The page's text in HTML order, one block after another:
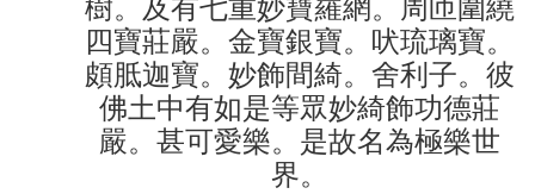
四寶莊嚴。金寶銀寶。吠琉璃寶。
頗胝迦寶。妙飾間綺。舍利子。彼
佛土中有如是等眾妙綺飾功德莊
嚴。甚可愛樂。是故名為極樂世
界。